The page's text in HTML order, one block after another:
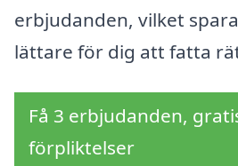
erbjudanden, vilket
lättare för dig att fatta
Få 3 erbjudanden,
förpliktelser